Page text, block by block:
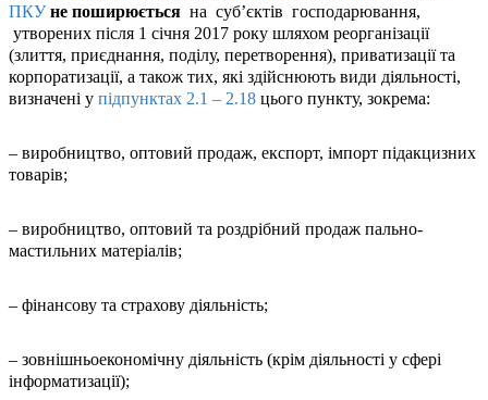
ПКУ не поширюється на суб’єктів господарювання,
утворених після 1 січня 2017 року шляхом реорганізації
(злиття, приєднання, поділу, перетворення), приватизації та
корпоратизації, а також тих, які здійснюють види діяльності,
визначені у підпунктах 2.1 – 2.18 цього пункту, зокрема:
– виробництво, оптовий продаж, експорт, імпорт підакцизних
товарів;
– виробництво, оптовий та роздрібний продаж пально-
мастильних матеріалів;
– фінансову та страхову діяльність;
– зовнішньоекономічну діяльність (крім діяльності у сфері
інформатизації);